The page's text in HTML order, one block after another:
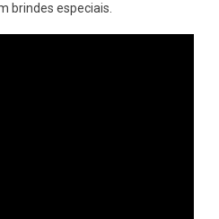
brindes especiais.